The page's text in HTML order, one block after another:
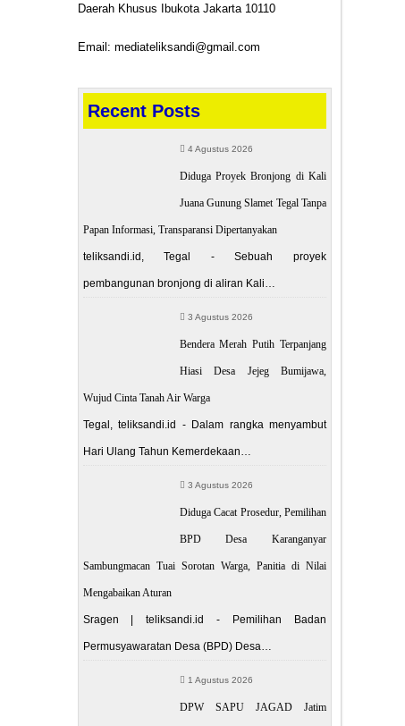
Daerah Khusus Ibukota Jakarta 10110
Email: mediateliksandi@gmail.com
Recent Posts
4 Agustus 2026
Diduga Proyek Bronjong di Kali
Juana Gunung Slamet Tegal Tanpa
Papan Informasi, Transparansi Dipertanyakan
teliksandi.id, Tegal - Sebuah proyek
pembangunan bronjong di aliran Kali…
3 Agustus 2026
Bendera Merah Putih Terpanjang
Hiasi Desa Jejeg Bumijawa,
Wujud Cinta Tanah Air Warga
Tegal, teliksandi.id - Dalam rangka menyambut
Hari Ulang Tahun Kemerdekaan…
3 Agustus 2026
Diduga Cacat Prosedur, Pemilihan
BPD Desa Karanganyar
Sambungmacan Tuai Sorotan Warga, Panitia di Nilai
Mengabaikan Aturan
Sragen | teliksandi.id - Pemilihan Badan
Permusyawaratan Desa (BPD) Desa…
1 Agustus 2026
DPW SAPU JAGAD Jatim